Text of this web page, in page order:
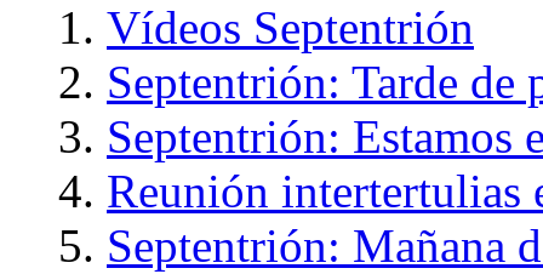
Vídeos Septentrión
Septentrión: Tarde de
Septentrión: Estamos
Reunión intertertulias
Septentrión: Mañana